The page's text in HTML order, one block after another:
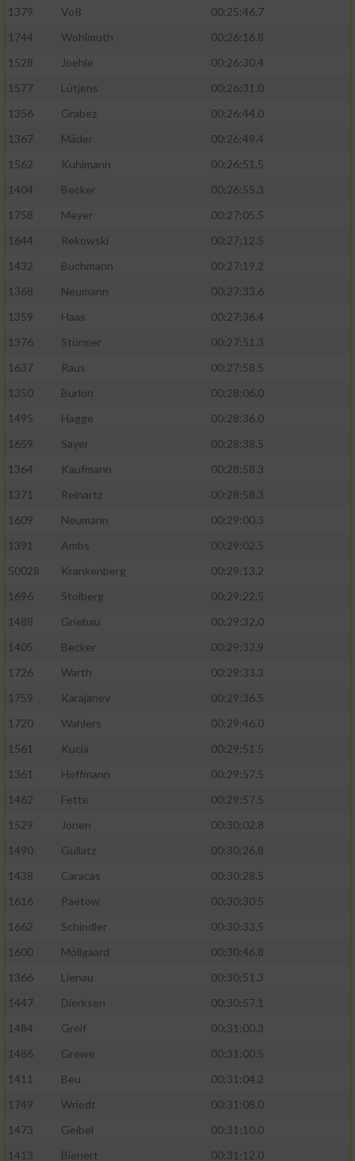
1379
Voß
00:25:46.7
1744
Wohlmuth
00:26:16.8
1528
Joehle
00:26:30.4
1577
Lütjens
00:26:31.0
1356
Grabez
00:26:44.0
1367
Mäder
00:26:49.4
1562
Kuhlmann
00:26:51.5
1404
Becker
00:26:55.3
1758
Meyer
00:27:05.5
1644
Rekowski
00:27:12.5
1432
Buchmann
00:27:19.2
1368
Neumann
00:27:33.6
1359
Haas
00:27:36.4
1376
Stürmer
00:27:51.3
1637
Raus
00:27:58.5
1350
Burlon
00:28:06.0
1495
Hagge
00:28:36.0
1659
Sayer
00:28:38.5
1364
Kaufmann
00:28:58.3
1371
Reinartz
00:28:58.3
1609
Neumann
00:29:00.3
1391
Ambs
00:29:02.5
50028
Krankenberg
00:29:13.2
1696
Stolberg
00:29:22.5
1488
Griebau
00:29:32.0
1405
Becker
00:29:32.9
1726
Warth
00:29:33.3
1759
Karajanev
00:29:36.5
1720
Wahlers
00:29:46.0
1561
Kucia
00:29:51.5
1361
Hoffmann
00:29:57.5
1462
Fette
00:29:57.5
1529
Jonen
00:30:02.8
1490
Gullatz
00:30:26.8
1438
Caracas
00:30:28.5
1616
Paetow
00:30:30.5
1662
Schindler
00:30:33.5
1600
Möllgaard
00:30:46.8
1366
Lienau
00:30:51.3
1447
Dierksen
00:30:57.1
1484
Greif
00:31:00.3
1486
Grewe
00:31:00.5
1411
Beu
00:31:04.2
1749
Wriedt
00:31:08.0
1473
Geibel
00:31:10.0
1413
Bienert 00:31:12.0